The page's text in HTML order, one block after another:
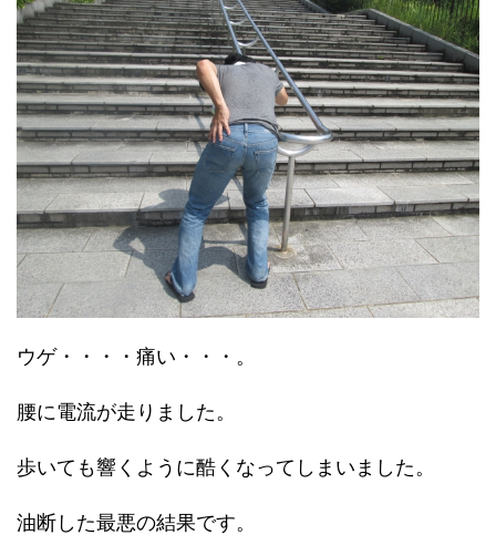
ウゲ・・・・痛い・・・。
腰に電流が走りました。
歩いても響くように酷くなってしまいました。
油断した最悪の結果です。